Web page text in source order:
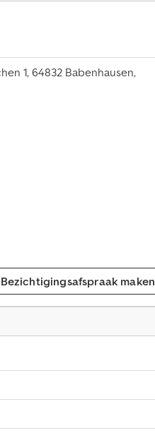
1, 64832 Babenhausen,
Bezichtigingsafspraak maken